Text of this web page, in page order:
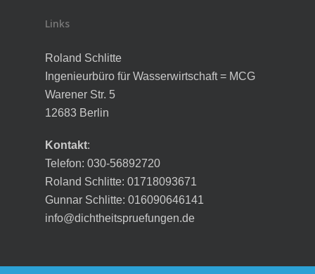
Links
Roland Schlitte
Ingenieurbüro für Wasserwirtschaft = MCG
Warener Str. 5
12683 Berlin
Kontakt:
Telefon: 030-56892720
Roland Schlitte: 01718093671
Gunnar Schlitte: 016090646141
info@dichtheitspruefungen.de